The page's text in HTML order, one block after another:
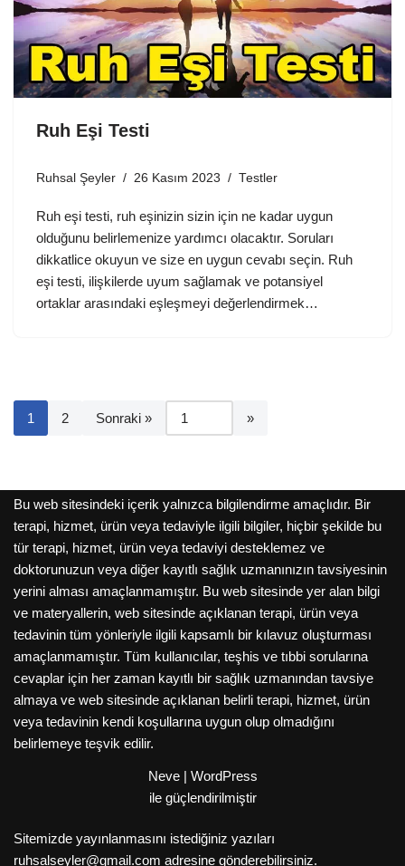
Ruh Eşi Testi
Ruhsal Şeyler 26 Kasım 2023 Testler
Ruh eşi testi, ruh eşinizin sizin için ne kadar uygun
olduğunu belirlemenize yardımcı olacaktır. Soruları
dikkatlice okuyun ve size en uygun cevabı seçin. Ruh
eşi testi, ilişkilerde uyum sağlamak ve potansiyel
ortaklar arasındaki eşleşmeyi değerlendirmek…
1 2 Sonraki »
Bu web sitesindeki içerik yalnızca bilgilendirme amaçlıdır. Bir
terapi, hizmet, ürün veya tedaviyle ilgili bilgiler, hiçbir şekilde bu
tür terapi, hizmet, ürün veya tedaviyi desteklemez ve
doktorunuzun veya diğer kayıtlı sağlık uzmanınızın tavsiyesinin
yerini alması amaçlanmamıştır. Bu web sitesinde yer alan bilgi
ve materyallerin, web sitesinde açıklanan terapi, ürün veya
tedavinin tüm yönleriyle ilgili kapsamlı bir kılavuz oluşturması
amaçlanmamıştır. Tüm kullanıcılar, teşhis ve tıbbi sorularına
cevaplar için her zaman kayıtlı bir sağlık uzmanından tavsiye
almaya ve web sitesinde açıklanan belirli terapi, hizmet, ürün
veya tedavinin kendi koşullarına uygun olup olmadığını
belirlemeye teşvik edilir.
Neve| WordPress
ile güçlendirilmiştir
Sitemizde yayınlanmasını istediğiniz yazıları
ruhsalseyler@gmail.com adresine gönderebilirsiniz.